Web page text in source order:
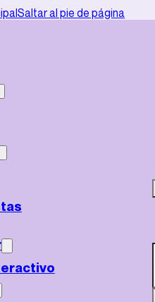
Saltar al pie de página